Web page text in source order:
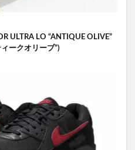
ULTRA LO “ANTIQUE OLIVE”
ークオリーブ”)